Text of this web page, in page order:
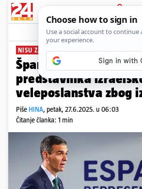
PRIJAVA
News
NISU ZADOVOLJNI
Španjolska pozvala na
predstavnika
veleposlanstva zbog
Piše HINA, petak, 27.6.2025. u 06:03
Čitanje članka: 1 min